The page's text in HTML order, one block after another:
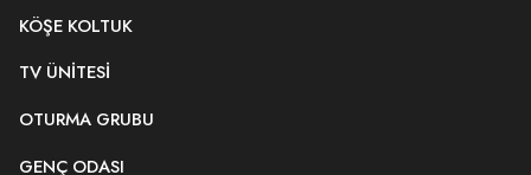
KÖŞE KOLTUK
TV ÜNITESI
OTURMA GRUBU
GENÇ ODASI